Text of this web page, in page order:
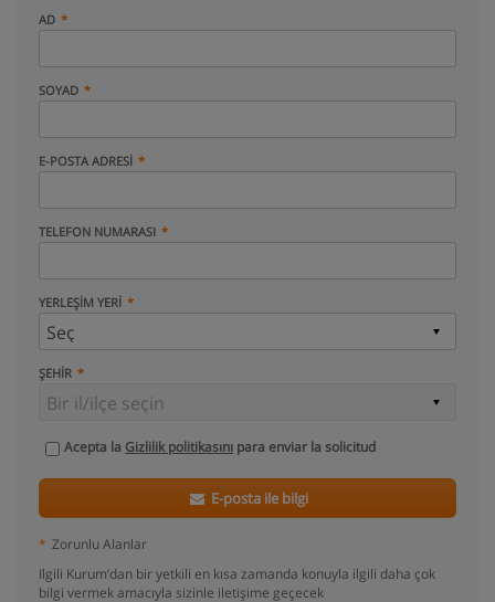
AD
SOYAD
E-POSTA ADRESI
TELEFON NUMARASI
YERLEŞIM YERI
ŞEHIR
Acepta la Gizlilik politikasını para enviar la solicitud
E-posta ile bilgi
* Zorunlu Alanlar
Ilgili Kurum’dan bir yetkili en kısa zamanda konuyla ilgili daha çok
bilgi vermek amacıyla sizinle iletişime geçecek